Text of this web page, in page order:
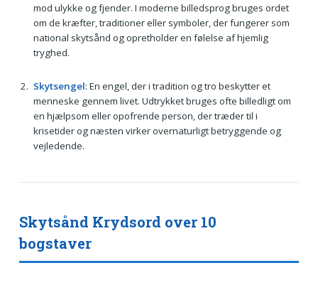
mod ulykke og fjender. I moderne billedsprog bruges ordet
om de kræfter, traditioner eller symboler, der fungerer som
national skytsånd og opretholder en følelse af hjemlig
tryghed.
Skytsengel: En engel, der i tradition og tro beskytter et
menneske gennem livet. Udtrykket bruges ofte billedligt om
en hjælpsom eller opofrende person, der træder til i
krisetider og næsten virker overnaturligt betryggende og
vejledende.
Skytsånd Krydsord over 10
bogstaver